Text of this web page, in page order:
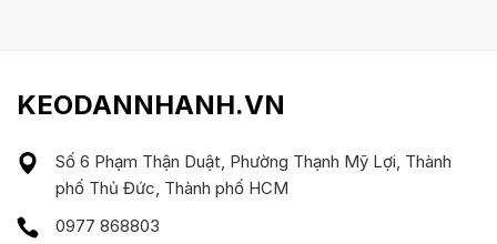
KEODANNHANH.VN
Số 6 Phạm Thận Duật, Phường Thạnh Mỹ Lợi, Thành
phố Thủ Đức, Thành phố HCM
0977 868803